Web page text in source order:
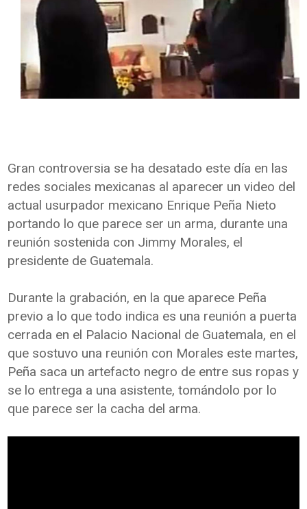
Gran controversia se ha desatado este día en las
redes sociales mexicanas al aparecer un video del
actual usurpador mexicano Enrique Peña Nieto
portando lo que parece ser un arma, durante una
reunión sostenida con Jimmy Morales, el
presidente de Guatemala.
Durante la grabación, en la que aparece Peña
previo a lo que todo indica es una reunión a puerta
cerrada en el Palacio Nacional de Guatemala, en el
que sostuvo una reunión con Morales este martes,
Peña saca un artefacto negro de entre sus ropas y
se lo entrega a una asistente, tomándolo por lo
que parece ser la cacha del arma.